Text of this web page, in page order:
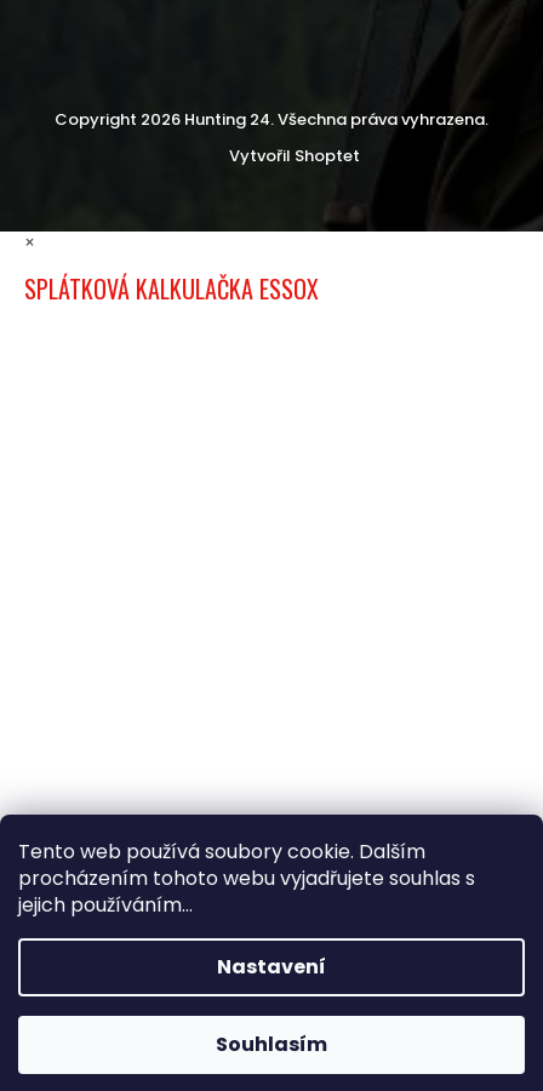
Tento web používá soubory cookie. Dalším
procházením tohoto webu vyjadřujete souhlas s
jejich používáním...
Nastavení
Souhlasím
Vytvořil Shoptet
Copyright 2026 Hunting 24. Všechna práva vyhrazena.
×
SPLÁTKOVÁ KALKULAČKA ESSOX
×
Hledáte nejvýhodnější cenu? Získáte jí
pomocíregistrace
1% SLEVA NA PRVNÍ NÁKUP - POMOCÍ SLEVOVÉHO